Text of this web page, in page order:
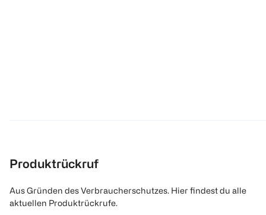
Produktrückruf
Aus Gründen des Verbraucherschutzes. Hier findest du alle
aktuellen Produktrückrufe.